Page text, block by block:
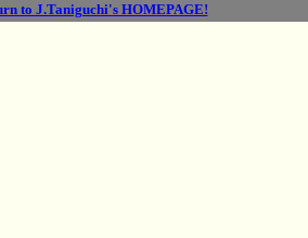
to J.Taniguchi's HOMEPAGE!